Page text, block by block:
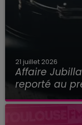
21 juillet 2026
Affaire
reporté au